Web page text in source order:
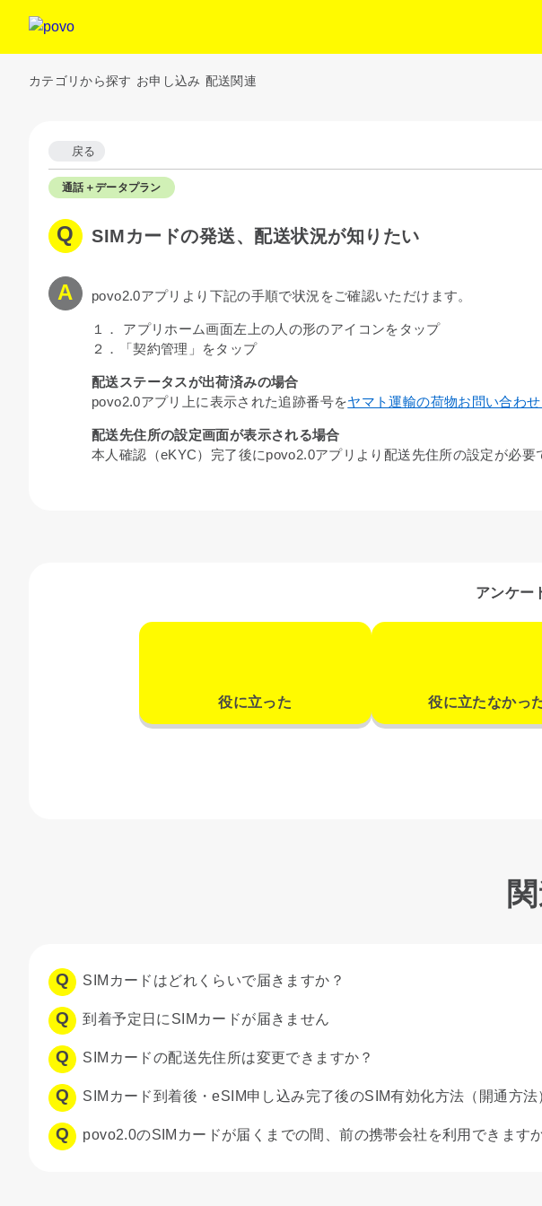
カテゴリから探す お申し込み 配送関連
戻る
通話＋データプラン
SIMカードの発送、配送状況が知りたい
povo2.0アプリより下記の手順で状況をご確認いただけます。
１． アプリホーム画面左上の人の形のアイコンをタップ
２．「契約管理」をタップ
配送ステータスが出荷済みの場合
povo2.0アプリ上に表示された追跡番号をヤマト運輸の荷物お問い合わ
配送先住所の設定画面が表示される場合
本人確認（eKYC）完了後にpovo2.0アプリより配送先住所の設定が必
アンケー
役に立った 役に立たなかっ
SIMカードはどれくらいで届きますか？
到着予定日にSIMカードが届きません
SIMカードの配送先住所は変更できますか？
SIMカード到着後・eSIM申し込み完了後のSIM有効化方法（開通方法
povo2.0のSIMカードが届くまでの間、前の携帯会社を利用できます